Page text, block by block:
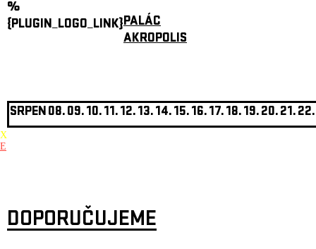
%
{PLUGIN_LOGO_LINK}PALÁC
AKROPOLIS
SRPEN08.09.10.11.12.13.14.15.16.17.18.19.20.21.22.
X
E
DOPORUČUJEME